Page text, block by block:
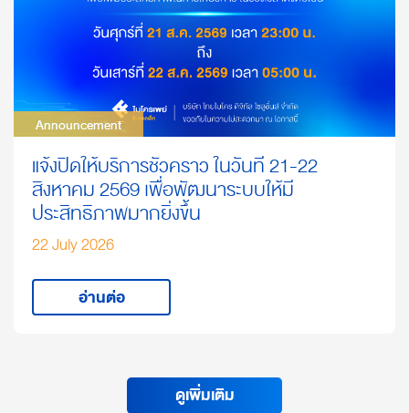
Announcement
Announcement
แจ้งปิดให้บริการชั่วคราว ในวันที่ 21-22
สิงหาคม 2569 เพื่อพัฒนาระบบให้มี
ประสิทธิภาพมากยิ่งขึ้น
22 July 2026
อ่านต่อ
ดูเพิ่มเติม